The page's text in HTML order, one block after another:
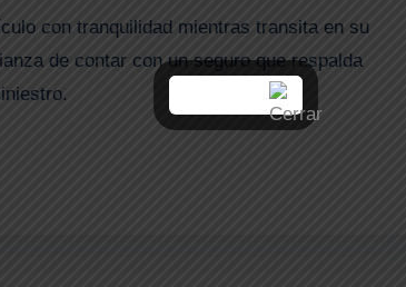
con tranquilidad mientras transita en su
de contar con un seguro que respalda